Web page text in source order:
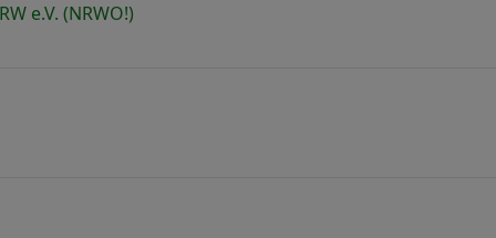
e.V. (NRWO!)